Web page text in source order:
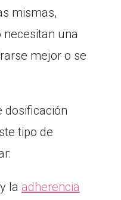
mismas,
una
mejor o se
dosificación
tipo de
la adherencia